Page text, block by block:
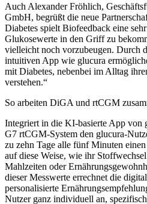
Auch Alexander Fröhlich,
GmbH, begrüßt die neue
Diabetes spielt Biofeedback eine
Glukosewerte in den Griff zu
vielleicht noch vorzubeugen. Durch
intuitiven App wie glucura
mit Diabetes, nebenbei im Alltag
verstehen.“
So arbeiten DiGA und rtCGM
Integriert in die KI-basierte App von
G7 rtCGM-System den glucura-
zu zehn Tage alle fünf Minuten
auf diese Weise, wie ihr
Mahlzeiten oder
dieser Messwerte errechnet die
personalisierte
Nutzer ganz individuell an,